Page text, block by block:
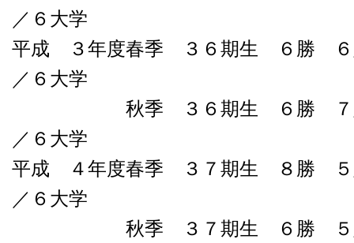
／６大学
平成 ３年度春季 ３６期生 ６勝
／６大学
秋季 ３６期生 ６勝 ７敗
／６大学
平成 ４年度春季 ３７期生 ８勝
／６大学
秋季 ３７期生 ６勝 ５敗